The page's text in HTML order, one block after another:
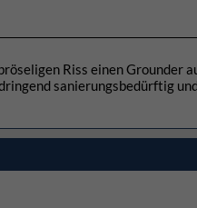
Riss einen Grounder
sanierungsbedürftig